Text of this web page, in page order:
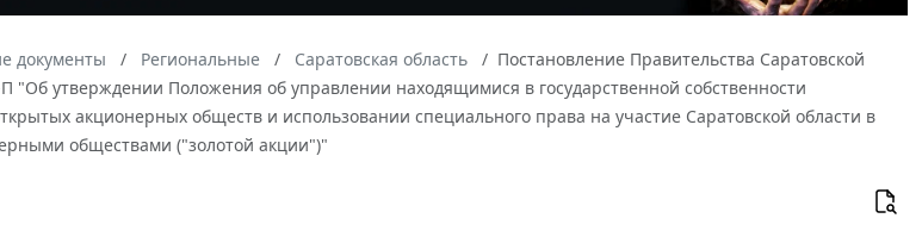
документы Региональные Саратовская область
Постановление Правительства Саратовской
"Об утверждении Положения об управлении находящимися в государственной собственности
акционерных обществ и использовании специального права на участие Саратовской области в
обществами ("золотой акции")"